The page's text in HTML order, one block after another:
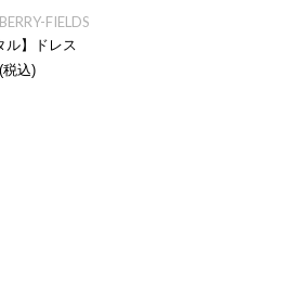
FIELDS
ル】ドレス
(税込)